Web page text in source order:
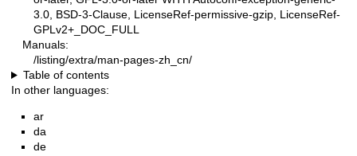
3.0, BSD-3-Clause, LicenseRef-permissive-gzip, LicenseRef-
GPLv2+_DOC_FULL
Manuals:
/listing/extra/man-pages-zh_cn/
Table of contents
In other languages:
ar
da
de